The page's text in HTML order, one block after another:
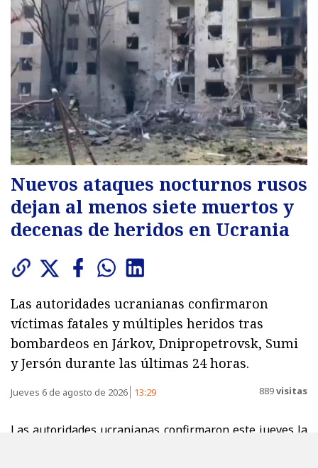
Nuevos ataques nocturnos rusos
dejan al menos siete muertos y
decenas de heridos en Ucrania
Las autoridades ucranianas confirmaron
víctimas fatales y múltiples heridos tras
bombardeos en Járkov, Dnipropetrovsk, Sumi
y Jersón durante las últimas 24 horas.
Jueves 6 de agosto de 2026 13:29 889visitas
Las autoridades ucranianas confirmaron este jueves la